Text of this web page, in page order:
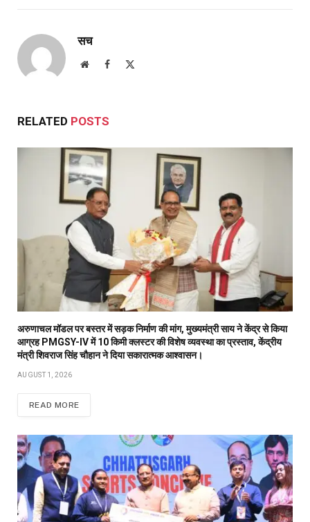
सच
WebsiteFacebook
RELATED POSTS
अरुणाचल मॉडल पर बस्तर में सड़क निर्माण की मांग, मुख्यमंत्री साय ने केंद्र से किया
आग्रह PMGSY-IV में 10 किमी क्लस्टर की विशेष व्यवस्था का प्रस्ताव, केंद्रीय
मंत्री शिवराज सिंह चौहान ने दिया सकारात्मक आश्वासन।
AUGUST 1, 2026
READ MORE